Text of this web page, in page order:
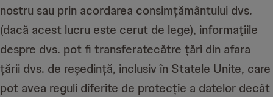
nostru sau prin acordarea consimțământului dvs.
(dacă acest lucru este cerut de lege), informaţiile
despre dvs. pot fi transferatecătre țări din afara
țării dvs. de reședință, inclusiv în Statele Unite, care
pot avea reguli diferite de protecție a datelor decât